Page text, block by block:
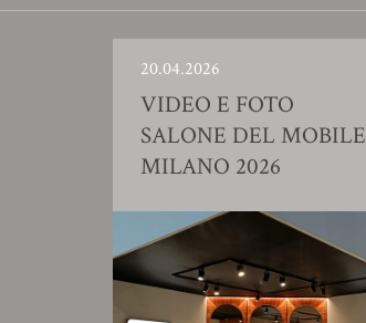
20.04.2026
VIDEO E FOTO
SALONE DEL MOBILE
MILANO 2026